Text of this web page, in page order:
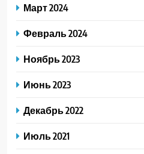
Март 2024
Февраль 2024
Ноябрь 2023
Июнь 2023
Декабрь 2022
Июль 2021